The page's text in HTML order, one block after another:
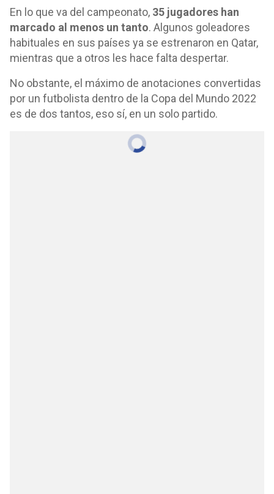
En lo que va del campeonato, 35 jugadores han
marcado al menos un tanto. Algunos goleadores
habituales en sus países ya se estrenaron en Qatar,
mientras que a otros les hace falta despertar.
No obstante, el máximo de anotaciones convertidas
por un futbolista dentro de la Copa del Mundo 2022
es de dos tantos, eso sí, en un solo partido.